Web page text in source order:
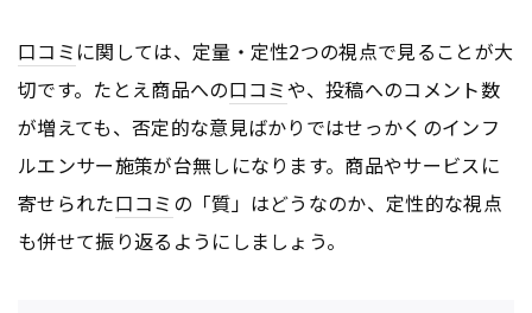
口コミ に関しては、定量・定性2つの視点で見ることが大
切です。たとえ商品への口コミや、投稿へのコメント数
が増えても、否定的な意見ばかりではせっかくのインフ
ルエンサー施策が台無しになります。商品やサービスに
寄せられた口コミ の「質」はどうなのか、定性的な視点
も併せて振り返るようにしましょう。